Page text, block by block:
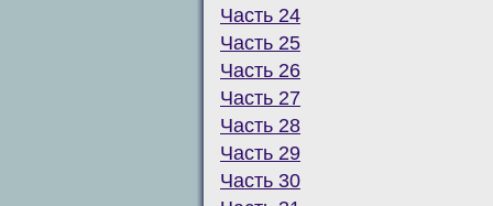
Часть 24
Часть 25
Часть 26
Часть 27
Часть 28
Часть 29
Часть 30